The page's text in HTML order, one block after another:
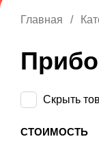
Главная
Скрыть
СТОИМОСТЬ